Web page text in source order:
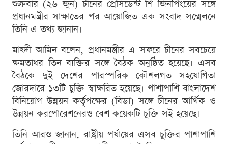
শুক্রবার (২৬ জুন) চীনের প্রেসিডেন্ট শি জিনপিংয়ের সঙ্গে
প্রধানমন্ত্রীর সাক্ষাতের পর আয়োজিত এক সংবাদ সম্মেলনে
তিনি এ তথ্য জানান।
মাহ্দী আমিন বলেন, প্রধানমন্ত্রীর এ সফরে চীনের সবচেয়ে
ক্ষমতাধর তিন ব্যক্তির সঙ্গে বৈঠক অনুষ্ঠিত হয়েছে। এসব
বৈঠকে দুই দেশের পারস্পরিক কৌশলগত সহযোগিতা
জোরদারে ১৩টি চুক্তি স্বাক্ষরিত হয়েছে। পাশাপাশি বাংলাদেশ
বিনিয়োগ উন্নয়ন কর্তৃপক্ষের (বিডা) সঙ্গে চীনের আর্থিক ও
উন্নয়ন করপোরেশনেরও বেশ কয়েকটি চুক্তি সই হয়েছে।
তিনি আরও জানান, রাষ্ট্রীয় পর্যায়ের এসব চুক্তির পাশাপাশি